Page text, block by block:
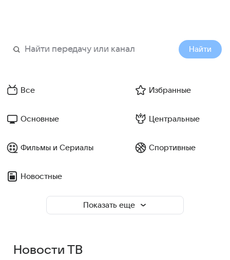
Найти
Все Избранные
Основные Центральные
Фильмы и Сериалы Спортивные
Новостные
Показать еще
Новости ТВ